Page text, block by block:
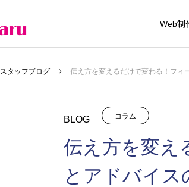
Web制
スタッフブログ 伝え方を変えるだけで変わる！フィ
BLOG コラム
伝え方を変え
とアドバイス